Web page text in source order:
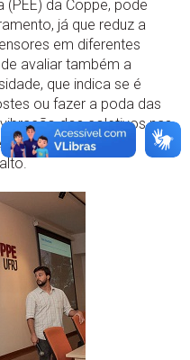
(PEE) da Coppe, pode
já que reduz a
em diferentes
avaliar também a
que indica se é
ou fazer a poda das
dos coletivos nas
de buracos e a